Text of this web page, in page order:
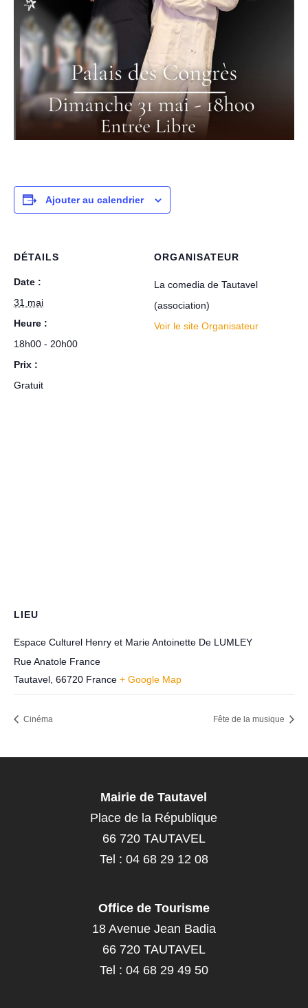
Ajouter au calendrier
DÉTAILS
Date :
31 mai
Heure :
18h00 - 20h00
Prix :
Gratuit
ORGANISATEUR
La comedia de Tautavel
(association)
Voir le site Organisateur
LIEU
Espace Culturel Henry et Marie Antoinette De LUMLEY
Rue Anatole France
Tautavel 66720 France + Google Map
Cinéma Fête de la musique
Mairie de Tautavel
Place de la République
66 720 TAUTAVEL
Tel : 04 68 29 12 08
Office de Tourisme
18 Avenue Jean Badia
66 720 TAUTAVEL
Tel : 04 68 29 49 50